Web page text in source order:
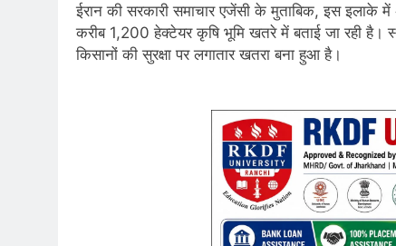
ईरान की सरकारी समाचार एजेंसी के मुताबिक, इस इलाके
करीब 1,200 हेक्टेयर कृषि भूमि खतरे में बताई जा रही
किसानों की सुरक्षा पर लगातार खतरा बना हुआ है।